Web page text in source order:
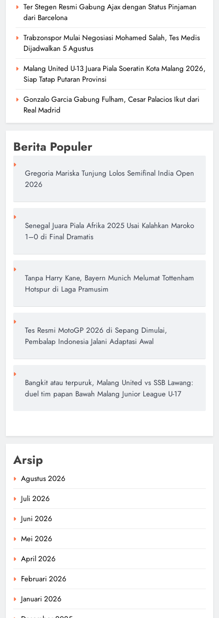
Kevin Durant Memimpin AS
Melewati Serbia di Pembukaan
NaLyssa Smith: Gaya Hidup
WNBA
author
AS Kalahkan Serbia Jelang
Olimpiade Paris 2024
author 2 tahun ago 0
Ter Stegen Resmi Gabung Ajax dengan Status Pinjaman
dari Barcelona
Trabzonspor Mulai Negosiasi Mohamed Salah, Tes Medis
Dijadwalkan 5 Agustus
Malang United U-13 Juara Piala Soeratin Kota Malang 2026,
Siap Tatap Putaran Provinsi
Gonzalo Garcia Gabung Fulham, Cesar Palacios Ikut dari
Real Madrid
Berita Populer
Gregoria Mariska Tunjung Lolos Semifinal India Open
2026
Senegal Juara Piala Afrika 2025 Usai Kalahkan Maroko
1–0 di Final Dramatis
Tanpa Harry Kane, Bayern Munich Melumat Tottenham
Hotspur di Laga Pramusim
Tes Resmi MotoGP 2026 di Sepang Dimulai,
Pembalap Indonesia Jalani Adaptasi Awal
Bangkit atau terpuruk, Malang United vs SSB Lawang:
duel tim papan Bawah Malang Junior League U-17
Arsip
Agustus 2026
Juli 2026
Juni 2026
Mei 2026
April 2026
Februari 2026
Januari 2026